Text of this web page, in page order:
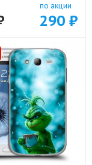
по акции
290 ₽